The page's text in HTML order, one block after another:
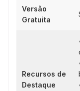
Versão
Gratuita
Recursos de
Destaque